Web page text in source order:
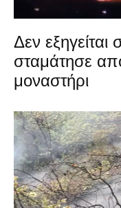
Δεν
σταμάτησε
μοναστήρι